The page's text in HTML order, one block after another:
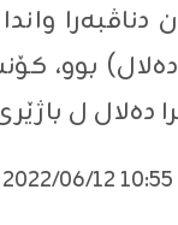
بوو،
دەلال ل
2022/06/12 10:55